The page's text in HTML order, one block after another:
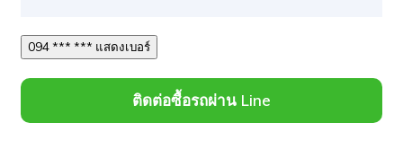
094 *** *** แสดงเบอร์
ติดต่อซื้อรถผ่าน Line